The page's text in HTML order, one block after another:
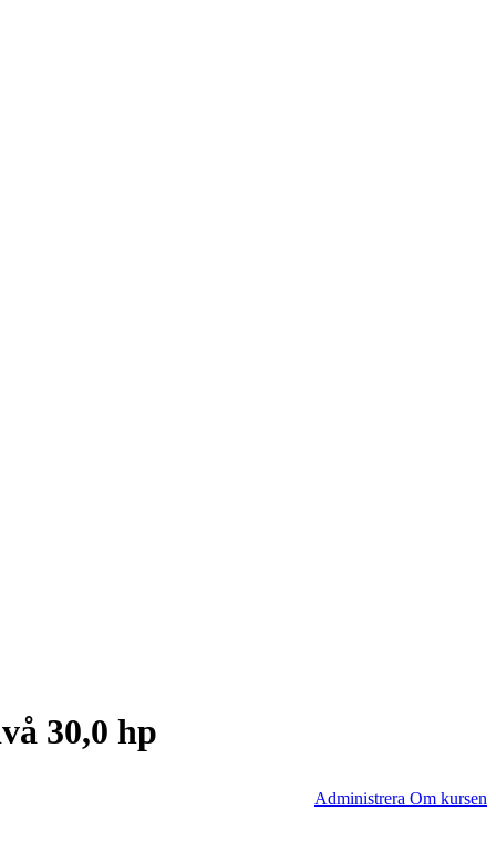
30,0 hp
Administrera Om kursen